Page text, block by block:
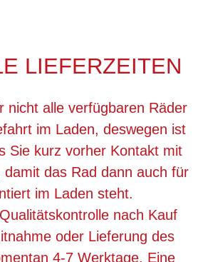
LIEFERZEITEN
nicht alle verfügbaren Räder
im Laden, deswegen ist
Sie kurz vorher Kontakt mit
damit das Rad dann auch für
im Laden steht.
nach Kauf
oder Lieferung des
4-7 Werktage. Eine